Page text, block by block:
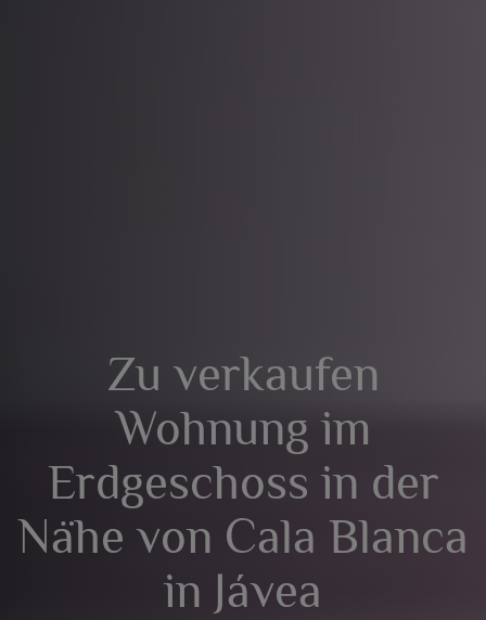
Zu verkaufen
Wohnung im
Erdgeschoss in der
Nähe von Cala Blanca
in Jávea